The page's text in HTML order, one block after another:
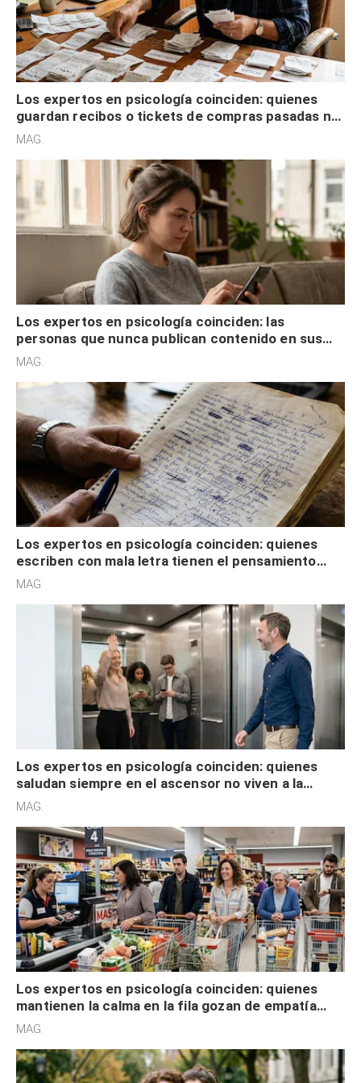
Los expertos en psicología coinciden: quienes
guardan recibos o tickets de compras pasadas no
son acumuladores, sino que tienen necesidad de
MAG.
Los expertos en psicología coinciden: las
personas que nunca publican contenido en sus
redes sociales no pretenden buscar validación
MAG.
Los expertos en psicología coinciden: quienes
escriben con mala letra tienen el pensamiento
acelerado y no lo hacen por desinterés
MAG.
Los expertos en psicología coinciden: quienes
saludan siempre en el ascensor no viven a la
defensiva y tienen apertura social
MAG.
Los expertos en psicología coinciden: quienes
mantienen la calma en la fila gozan de empatía
cognitiva, gratitud y no solo tienen autocontrol
MAG.